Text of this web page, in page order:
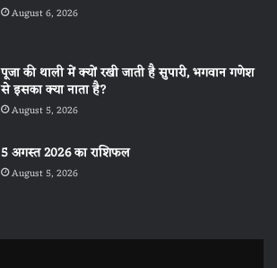
August 6, 2026
पूजा की थाली में क्यों रखी जाती है सुपारी, भगवान गणेश
से इसका क्या नाता है?
August 5, 2026
5 अगस्त 2026 का राशिफल
August 5, 2026